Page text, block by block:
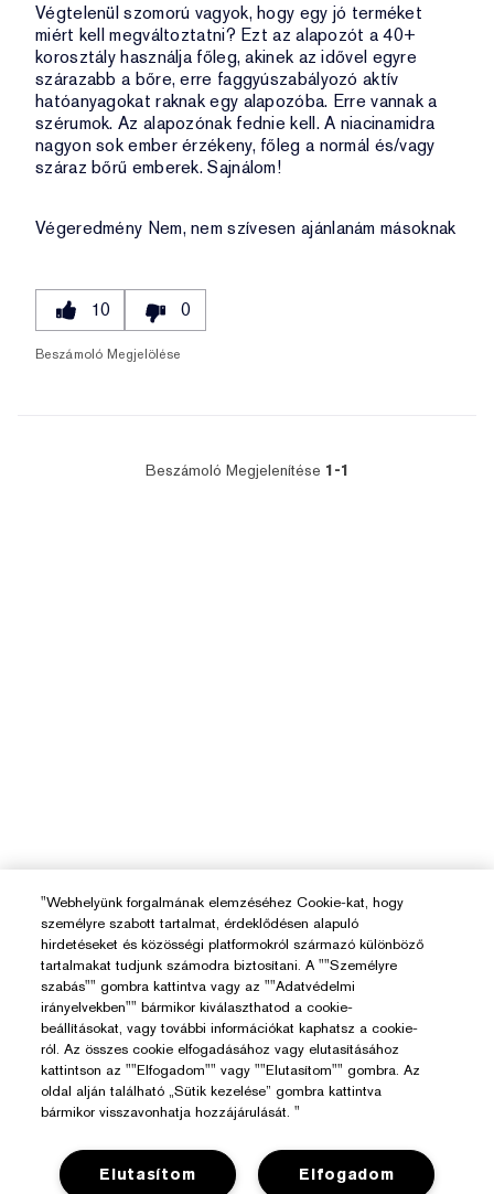
Végtelenül szomorú vagyok, hogy egy jó terméket
miért kell megváltoztatni? Ezt az alapozót a 40+
korosztály használja főleg, akinek az idővel egyre
szárazabb a bőre, erre faggyúszabályozó aktív
hatóanyagokat raknak egy alapozóba. Erre vannak a
szérumok. Az alapozónak fednie kell. A niacinamidra
nagyon sok ember érzékeny, főleg a normál és/vagy
száraz bőrű emberek. Sajnálom!
Végeredmény Nem, nem szívesen ajánlanám másoknak
10 0
Beszámoló Megjelölése
Beszámoló Megjelenítése 1-1
Segítségre Van Szükséged?
Rendelés Nyomon Követése
"Webhelyünk forgalmának elemzéséhez Cookie-kat, hogy
személyre szabott tartalmat, érdeklődésen alapuló
hirdetéseket és közösségi platformokról származó különböző
tartalmakat tudjunk számodra biztosítani. A ""Személyre
szabás"" gombra kattintva vagy az ""Adatvédelmi
irányelvekben"" bármikor kiválaszthatod a cookie-
beállításokat, vagy további információkat kaphatsz a cookie-
ról. Az összes cookie elfogadásához vagy elutasításához
kattintson az ""Elfogadom"" vagy ""Elutasítom"" gombra. Az
oldal alján található „Sütik kezelése” gombra kattintva
bármikor visszavonhatja hozzájárulását. "
Elfogadom
Elutasítom